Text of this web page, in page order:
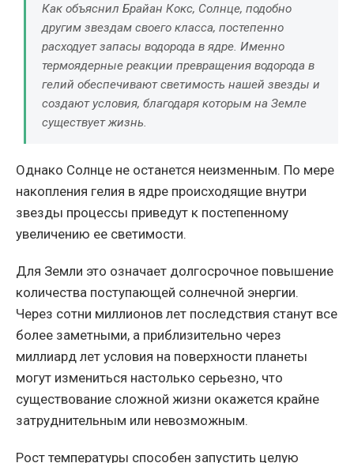
Как объяснил Брайан Кокс, Солнце, подобно
другим звездам своего класса, постепенно
расходует запасы водорода в ядре. Именно
термоядерные реакции превращения водорода в
гелий обеспечивают светимость нашей звезды и
создают условия, благодаря которым на Земле
существует жизнь.
Однако Солнце не останется неизменным. По мере
накопления гелия в ядре происходящие внутри
звезды процессы приведут к постепенному
увеличению ее светимости.
Для Земли это означает долгосрочное повышение
количества поступающей солнечной энергии.
Через сотни миллионов лет последствия станут все
более заметными, а приблизительно через
миллиард лет условия на поверхности планеты
могут измениться настолько серьезно, что
существование сложной жизни окажется крайне
затруднительным или невозможным.
Рост температуры способен запустить целую